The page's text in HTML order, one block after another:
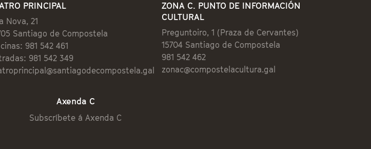
PRINCIPAL
Nova, 21
Santiago de Compostela
981 542 461
981 542 349
ZONA C. PUNTO DE INFORMACIÓN
CULTURAL
Preguntoiro, 1 (Praza de Cervantes)
15704 Santiago de Compostela
981 542 462
zonac@compostelacultura.gal
Axenda C
Subscríbete á Axenda C